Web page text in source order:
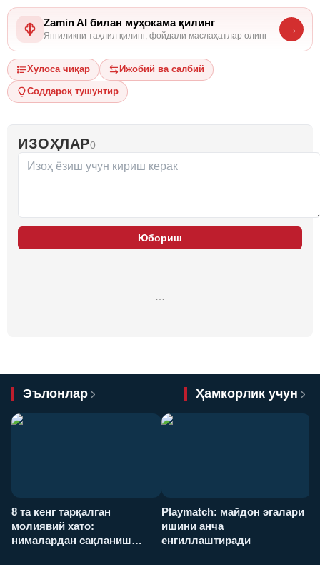
Zamin AI билан муҳокама қилинг
Янгиликни таҳлил қилинг, фойдали маслаҳатлар олинг
→
Хулоса чиқар Ижобий ва салбий
Соддароқ тушунтир
ИЗОҲЛАР0
Юбориш
Эълонлар Ҳамкорлик учун
8 та кенг тарқалган
молиявий хато:
нималардан сақланиш
Playmatch: майдон эгалари
ишини анча
енгиллаштиради